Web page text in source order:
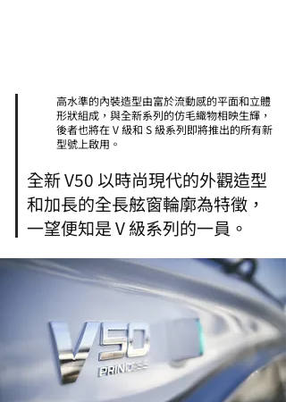
高水準的內裝造型由富於流動感的平面和立體
形狀組成，與全新系列的仿毛織物相映生輝，
後者也將在 V 級和 S 級系列即將推出的所有新
型號上啟用。
全新 V50 以時尚現代的外觀造型
和加長的全長舷窗輪廓為特徵，
一望便知是 V 級系列的一員。